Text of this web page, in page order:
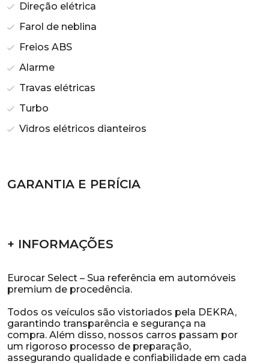
Direção elétrica
Farol de neblina
Freios ABS
Alarme
Travas elétricas
Turbo
Vidros elétricos dianteiros
GARANTIA E PERÍCIA
+ INFORMAÇÕES
Eurocar Select – Sua referência em automóveis
premium de procedência.
Todos os veículos são vistoriados pela DEKRA,
garantindo transparência e segurança na
compra. Além disso, nossos carros passam por
um rigoroso processo de preparação,
assegurando qualidade e confiabilidade em cada